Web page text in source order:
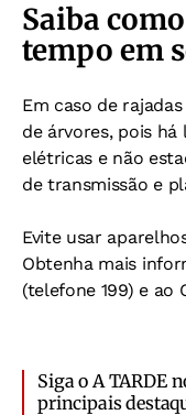
Saiba
tempo em
Em caso de
de árvores, pois há
elétricas e não
de transmissão e
Evite usar
Obtenha mais
(telefone 199) e ao
Siga o A TARDE
principais